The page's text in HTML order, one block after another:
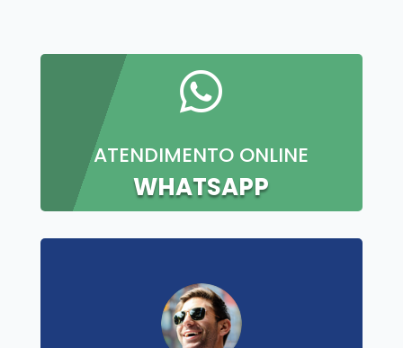

ATENDIMENTO ONLINE
WHATSAPP